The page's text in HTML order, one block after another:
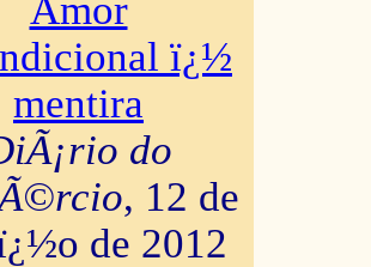
Amor
ï¿½
mentira
do
, 12 de
de 2012